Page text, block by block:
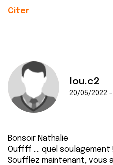
Citer
lou.c2
20/05/2022 -
Bonsoir Nathalie
Ouffff .... quel soulagement !
Soufflez maintenant, vous